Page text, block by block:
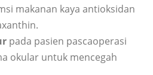
makanan kaya antioksidan
pada pasien pascaoperasi
okular untuk mencegah